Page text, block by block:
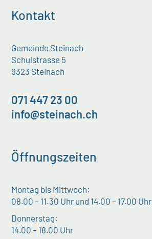
Kontakt
Gemeinde Steinach
Schulstrasse 5
9323 Steinach
071 447 23 00
info@steinach.ch
Öffnungszeiten
Montag bis Mittwoch:
08.00 – 11.30 Uhr und 14.00 – 17.00 Uhr
Donnerstag:
14.00 – 18.00 Uhr